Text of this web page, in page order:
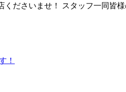
ださいませ！ スタッフ一同皆
！